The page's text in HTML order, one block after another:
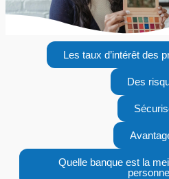
Les taux d’intérêt des
Des
Quelle banque est la